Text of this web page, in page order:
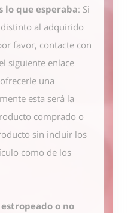
lo que esperaba: Si
al adquirido
favor, contacte con
siguiente enlace
una
esta será la
comprado o
sin incluir los
como de los
o no